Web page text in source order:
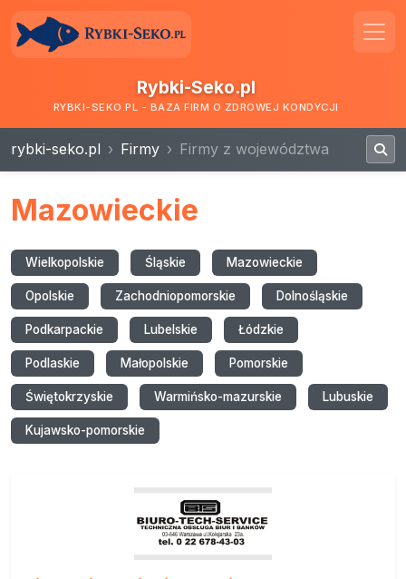
Rybki-Seko.pl
RYBKI-SEKO.PL - BAZA FIRM O ZDROWEJ KONDYCJI
rybki-seko.pl Firmy Firmy z województwa
Mazowieckie
Wielkopolskie Śląskie Mazowieckie
Opolskie Zachodniopomorskie Dolnośląskie
Podkarpackie Lubelskie Łódzkie
Podlaskie Małopolskie Pomorskie
Świętokrzyskie Warmińsko-mazurskie Lubuskie
Kujawsko-pomorskie